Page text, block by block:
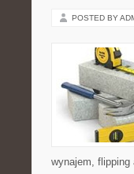
POSTED BY
wynajem, flipping